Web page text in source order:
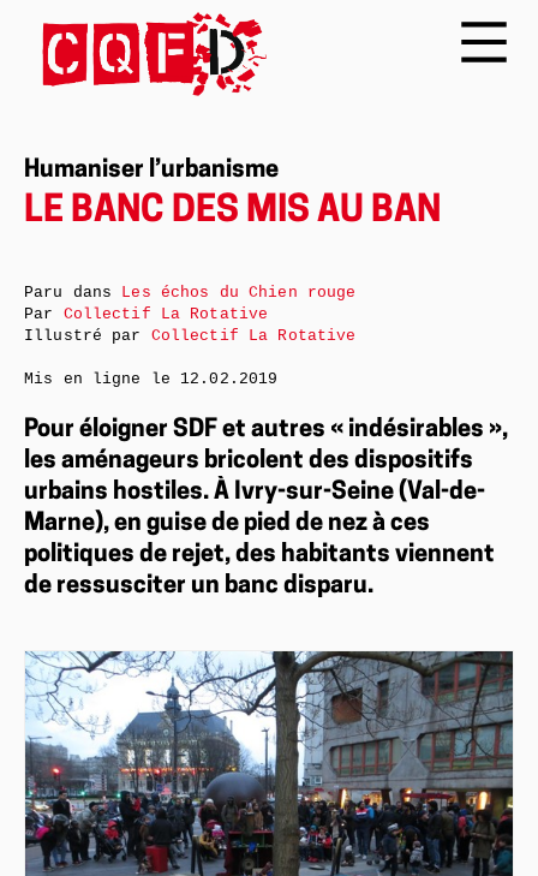
Humaniser l’urbanisme
LE BANC DES MIS AU BAN
Pour éloigner SDF et autres « indésirables »,
les aménageurs bricolent des dispositifs
urbains hostiles. À Ivry-sur-Seine (Val-de-
Marne), en guise de pied de nez à ces
politiques de rejet, des habitants viennent
de ressusciter un banc disparu.
Paru dans Les échos du Chien rouge
Par Collectif La Rotative
Illustré par Collectif La Rotative
Mis en ligne le 12.02.2019